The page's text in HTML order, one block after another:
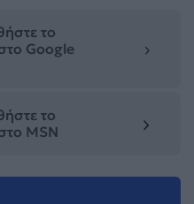
το
Google
το
MSN